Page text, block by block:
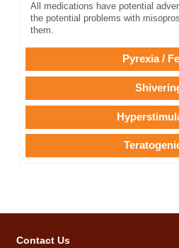
All medications have potential
the potential problems with
them.
Pyrexia /
Contact Us